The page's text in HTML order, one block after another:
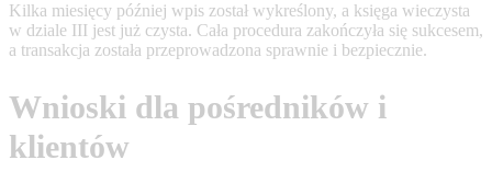
Kilka miesięcy później wpis został wykreślony, a księga wieczysta
w dziale III jest już czysta. Cała procedura zakończyła się sukcesem,
a transakcja została przeprowadzona sprawnie i bezpiecznie.
Wnioski dla pośredników i
klientów